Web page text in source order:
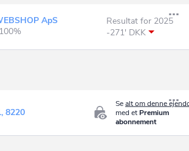
ApS
Resultat for 2025
-271' DKK
Sealt om denne
med et Premium
abonnement
8220